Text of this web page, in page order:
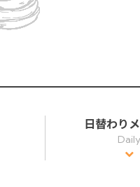
日替わり
Daily